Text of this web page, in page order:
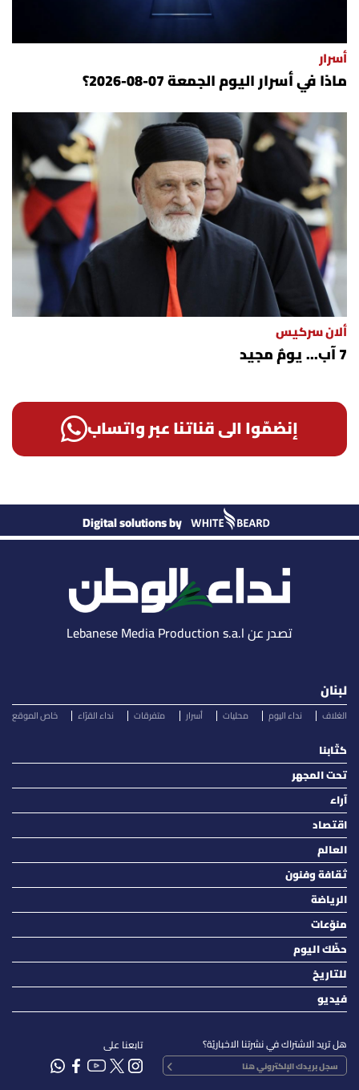
أسرار
ماذا في أسرار اليوم الجمعة 07-08-2026؟
ألان سركيس
7 آب... يومٌ مجيد
إنضمّوا الى قناتنا عبر واتساب
Digital solutions by
تصدر عن Lebanese Media Production s.a.l
لبنان
الغلاف نداء اليوم محليات أسرار متفرقات نداء القرّاء خاص الموقع
كتّابنا
تحت المجهر
آراء
اقتصاد
العالم
ثقافة وفنون
الرياضة
منوّعات
حظّك اليوم
للتاريخ
فيديو
هل تريد الاشتراك في نشرتنا الاخباريّة؟ تابعنا على